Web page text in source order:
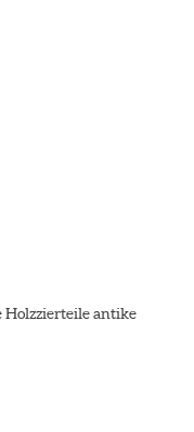
Holzzierteile antike